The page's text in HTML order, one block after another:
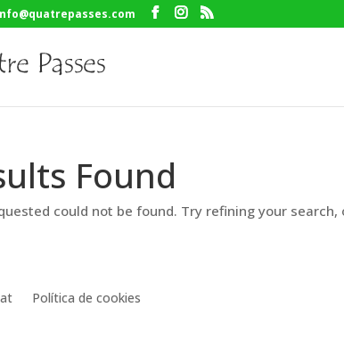
Found
could not be found. Try refining your
Política de cookies